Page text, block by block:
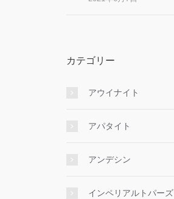
カテゴリー
アウイナイト
アパタイト
アンデシン
インペリアルトパーズ